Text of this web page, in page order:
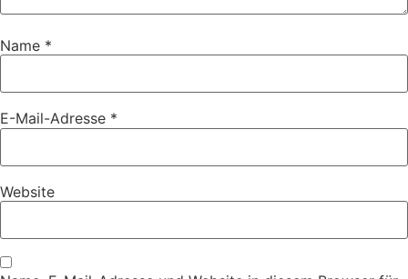
Name *
E-Mail-Adresse *
Website